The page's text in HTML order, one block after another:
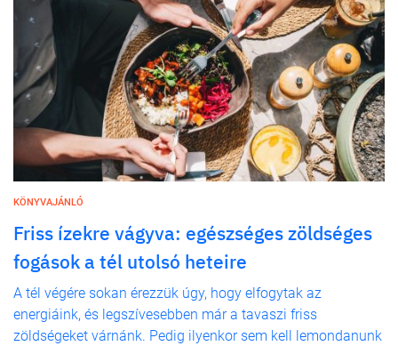
KÖNYVAJÁNLÓ
Friss ízekre vágyva: egészséges zöldséges
fogások a tél utolsó heteire
A tél végére sokan érezzük úgy, hogy elfogytak az
energiáink, és legszívesebben már a tavaszi friss
zöldségeket várnánk. Pedig ilyenkor sem kell lemondanunk